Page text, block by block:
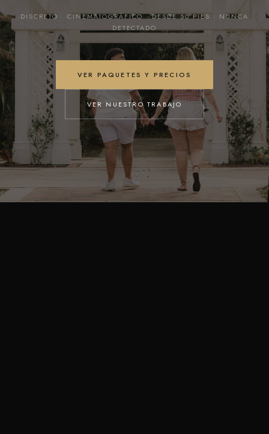
DISCRETO · CINEMATOGRÁFICO · DESDE 50 PIES · NUNCA
DETECTADO
VER PAQUETES Y PRECIOS
VER NUESTRO TRABAJO